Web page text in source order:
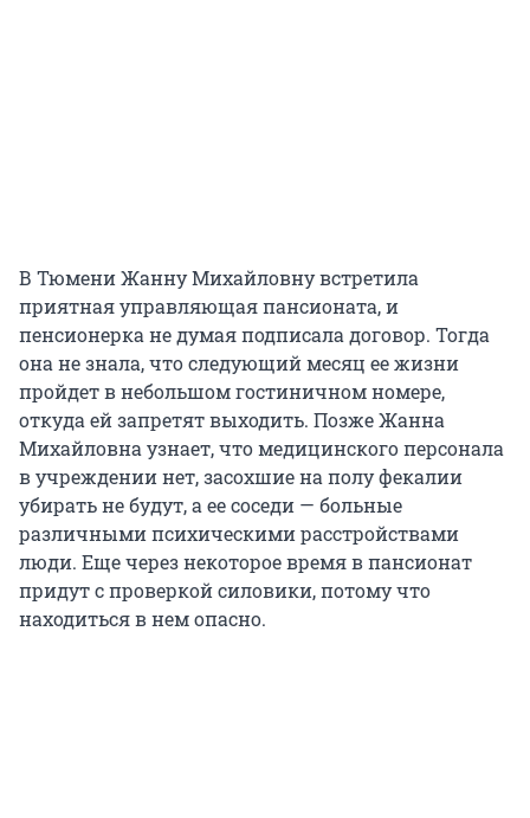
В Тюмени Жанну Михайловну встретила
приятная управляющая пансионата, и
пенсионерка не думая подписала договор. Тогда
она не знала, что следующий месяц ее жизни
пройдет в небольшом гостиничном номере,
откуда ей запретят выходить. Позже Жанна
Михайловна узнает, что медицинского персонала
в учреждении нет, засохшие на полу фекалии
убирать не будут, а ее соседи — больные
различными психическими расстройствами
люди. Еще через некоторое время в пансионат
придут с проверкой силовики, потому что
находиться в нем опасно.